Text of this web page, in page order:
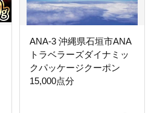
ANA-3 沖縄県石垣市ANA
トラベラーズダイナミッ
クパッケージクーポン
15,000点分